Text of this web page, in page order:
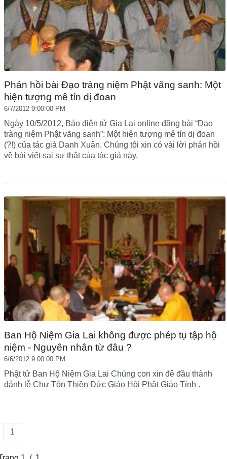
Phản hồi bài Đạo tràng niệm Phật vãng sanh: Một
hiện tượng mê tín dị đoan
6/7/2012 9:00:00 PM
Ngày 10/5/2012, Báo điện tử Gia Lai online đăng bài “Đạo
tràng niệm Phật vãng sanh”: Một hiện tượng mê tín dị đoan
(?!) của tác giả Danh Xuân. Chúng tôi xin có vài lời phản hồi
về bài viết sai sự thật của tác giả này.
Ban Hộ Niệm Gia Lai không được phép tụ tập hộ
niệm - Nguyên nhân từ đâu ?
6/6/2012 9:00:00 PM
Phật tử Ban Hộ Niệm Gia Lai Chúng con xin đê đầu thành
đảnh lễ Chư Tôn Thiền Đức Giáo Hội Phật Giáo Tỉnh .
1